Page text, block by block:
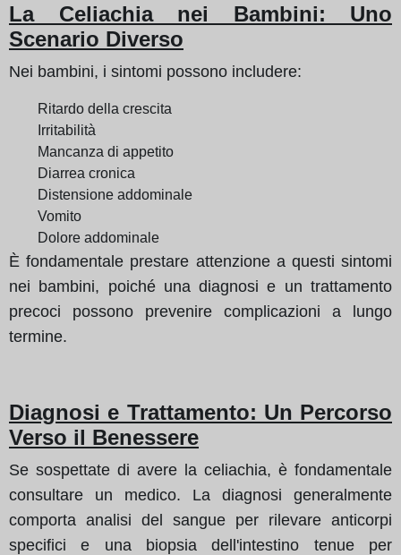
La Celiachia nei Bambini: Uno
Scenario Diverso
Nei bambini, i sintomi possono includere:
Ritardo della crescita
Irritabilità
Mancanza di appetito
Diarrea cronica
Distensione addominale
Vomito
Dolore addominale
È fondamentale prestare attenzione a questi sintomi
nei bambini, poiché una diagnosi e un trattamento
precoci possono prevenire complicazioni a lungo
termine.
Diagnosi e Trattamento: Un Percorso
Verso il Benessere
Se sospettate di avere la celiachia, è fondamentale
consultare un medico. La diagnosi generalmente
comporta analisi del sangue per rilevare anticorpi
specifici e una biopsia dell'intestino tenue per